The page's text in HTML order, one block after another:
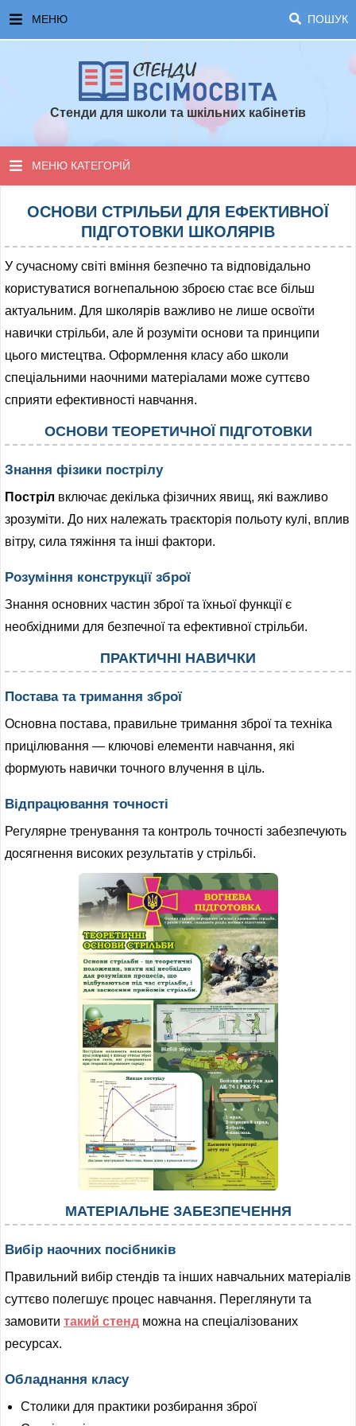
МЕНЮ ПОШУК
ЧАСТІ ЗАПИТАННЯ ТА ВІДПОВІДІ
ТОПОВІ ПРОПОЗИЦІЇ
Стенди для школи та шкільних кабінетів
МЕНЮ КАТЕГОРІЙ
СТЕНДИ ДЛЯ НУШ
СТЕНДИ ДЛЯ ПОЧАТКОВОЇ ШКОЛИ
СТЕНДИ ДЛЯ КАБІНЕТІВ
СТЕНДИ ДЛЯ ШКОЛИ
ІНШЕ
ОСНОВИ СТРІЛЬБИ ДЛЯ ЕФЕКТИВНОЇ
ПІДГОТОВКИ ШКОЛЯРІВ
У сучасному світі вміння безпечно та відповідально
користуватися вогнепальною зброєю стає все більш
актуальним. Для школярів важливо не лише освоїти
навички стрільби, але й розуміти основи та принципи
цього мистецтва. Оформлення класу або школи
спеціальними наочними матеріалами може суттєво
сприяти ефективності навчання.
ОСНОВИ ТЕОРЕТИЧНОЇ ПІДГОТОВКИ
Знання фізики пострілу
Постріл включає декілька фізичних явищ, які важливо
зрозуміти. До них належать траєкторія польоту кулі, вплив
вітру, сила тяжіння та інші фактори.
Розуміння конструкції зброї
Знання основних частин зброї та їхньої функції є
необхідними для безпечної та ефективної стрільби.
ПРАКТИЧНІ НАВИЧКИ
Постава та тримання зброї
Основна постава, правильне тримання зброї та техніка
прицілювання — ключові елементи навчання, які
формують навички точного влучення в ціль.
Відпрацювання точності
Регулярне тренування та контроль точності забезпечують
досягнення високих результатів у стрільбі.
МАТЕРІАЛЬНЕ ЗАБЕЗПЕЧЕННЯ
Вибір наочних посібників
Правильний вибір стендів та інших навчальних матеріалів
суттєво полегшує процес навчання. Переглянути та
замовити такий стенд можна на спеціалізованих
ресурсах.
Обладнання класу
Столики для практики розбирання зброї